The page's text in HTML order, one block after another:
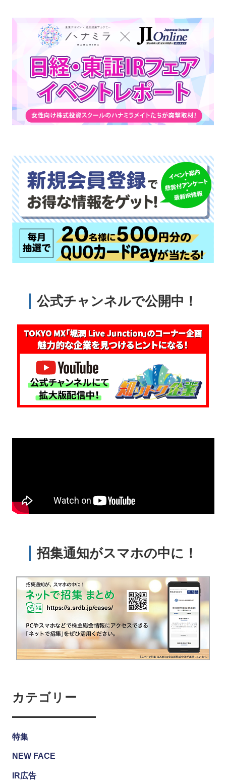
公式チャンネルで公開中！
招集通知がスマホの中に！
カテゴリー
特集
NEW FACE
IR広告